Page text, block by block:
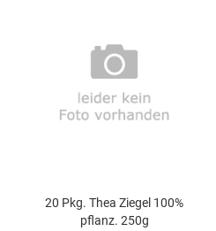
20 Pkg. Thea Ziegel 100%
pflanz. 250g